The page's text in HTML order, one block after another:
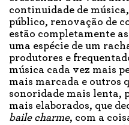
continuidade de
público, renovação de
estão completamente
uma espécie de um
produtores e
música cada vez mais
mais marcada e outros
sonoridade mais lenta,
mais elaborados, que
baile charme, com a